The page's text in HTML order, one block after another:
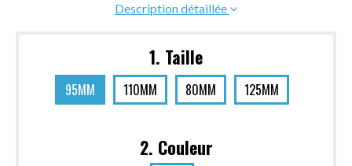
Description détaillée
1. Taille
95MM 110MM 80MM 125MM
2. Couleur